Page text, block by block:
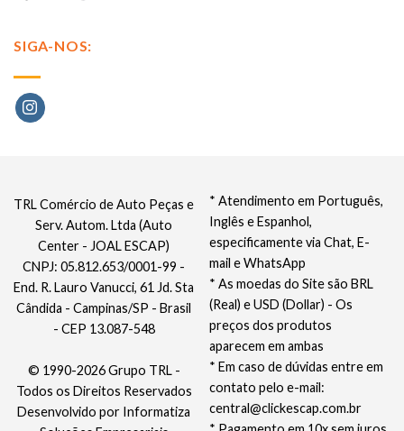
SIGA-NOS:
* Atendimento em Português,
Inglês e Espanhol,
especificamente via Chat, E-
mail e WhatsApp
* As moedas do Site são BRL
(Real) e USD (Dollar) - Os
preços dos produtos
aparecem em ambas
* Em caso de dúvidas entre em
contato pelo e-mail:
central@clickescap.com.br
TRL Comércio de Auto Peças e
Serv. Autom. Ltda (Auto
Center - JOAL ESCAP)
CNPJ: 05.812.653/0001-99 -
End. R. Lauro Vanucci, 61 Jd. Sta
Cândida - Campinas/SP - Brasil
- CEP 13.087-548
© 1990-2026 Grupo TRL -
Todos os Direitos Reservados
Desenvolvido por Informatiza